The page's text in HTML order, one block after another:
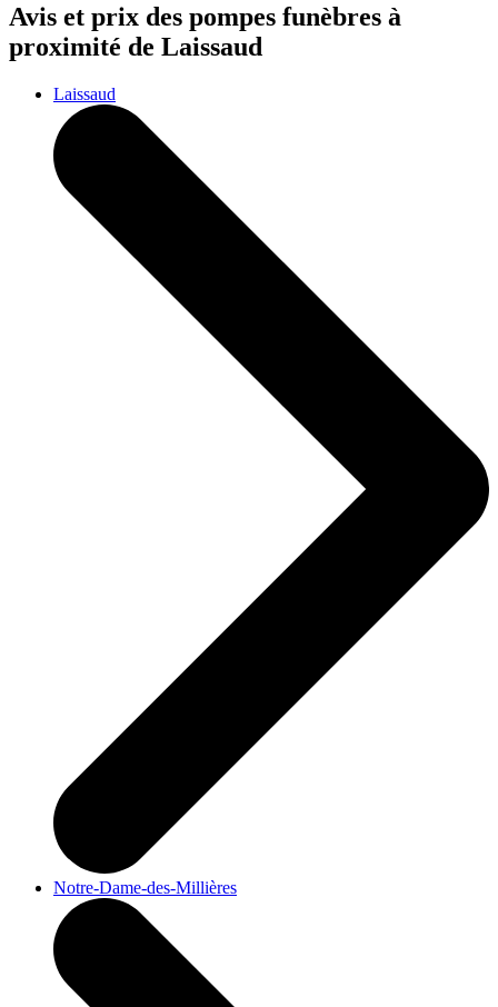
Avis et prix des pompes funèbres à
proximité de Laissaud
Laissaud
Notre-Dame-des-Millières